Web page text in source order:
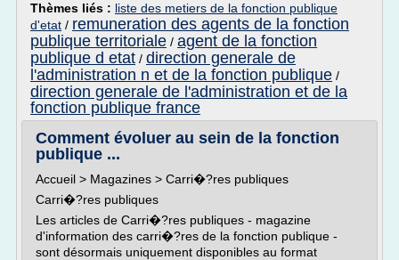
Thèmes liés : liste des metiers de la fonction publique
d'etat / remuneration des agents de la fonction
publique territoriale / agent de la fonction
publique d etat / direction generale de
l'administration n et de la fonction publique /
direction generale de l'administration et de la
fonction publique france
Comment évoluer au sein de la fonction
publique ...
Accueil > Magazines > Carri�?res publiques
Carri�?res publiques
Les articles de Carri�?res publiques - magazine
d'information des carri�?res de la fonction publique -
sont désormais uniquement disponibles au format